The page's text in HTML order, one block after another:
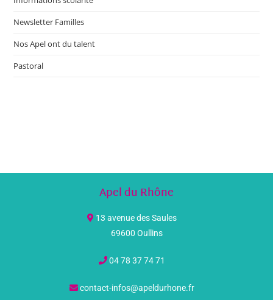
Newsletter Familles
Nos Apel ont du talent
Pastoral
Apel du Rhône
13 avenue des Saules
69600 Oullins
04 78 37 74 71
contact-infos@apeldurhone.fr